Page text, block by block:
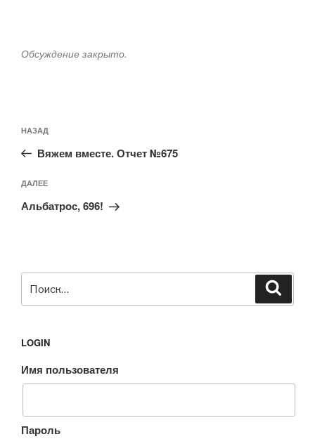
Обсуждение закрыто.
по
записям
Предыдущая
запись:
НАЗАД
Вяжем вместе. Отчет №675
Следующая
запись
ДАЛЕЕ
Альбатрос, 696!
LOGIN
Имя пользователя
Пароль